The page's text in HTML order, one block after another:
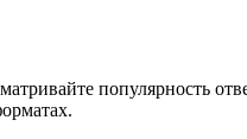
популярность